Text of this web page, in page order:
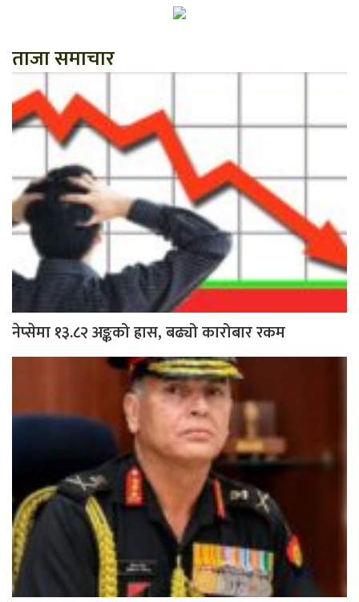
ताजा समाचार
नेप्सेमा १३.८२ अङ्कको ह्रास, बढ्यो कारोबार रकम